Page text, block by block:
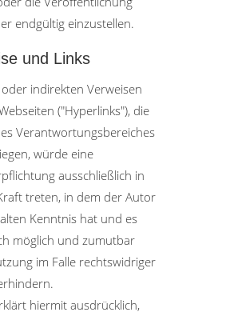
endgültig einzustellen.
und Links
indirekten Verweisen
("Hyperlinks"), die
Verantwortungsbereiches
würde eine
ausschließlich in
treten, in dem der Autor
Kenntnis hat und es
möglich und zumutbar
im Falle rechtswidriger
hiermit ausdrücklich,